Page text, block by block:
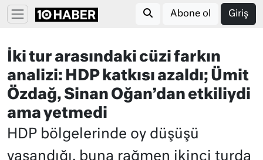
Abone ol Giriş
İki tur arasındaki cüzi farkın
analizi: HDP katkısı azaldı; Ümit
Özdağ, Sinan Oğan’dan etkiliydi
ama yetmedi
HDP bölgelerinde oy düşüşü
yaşandığı, buna rağmen ikinci turda